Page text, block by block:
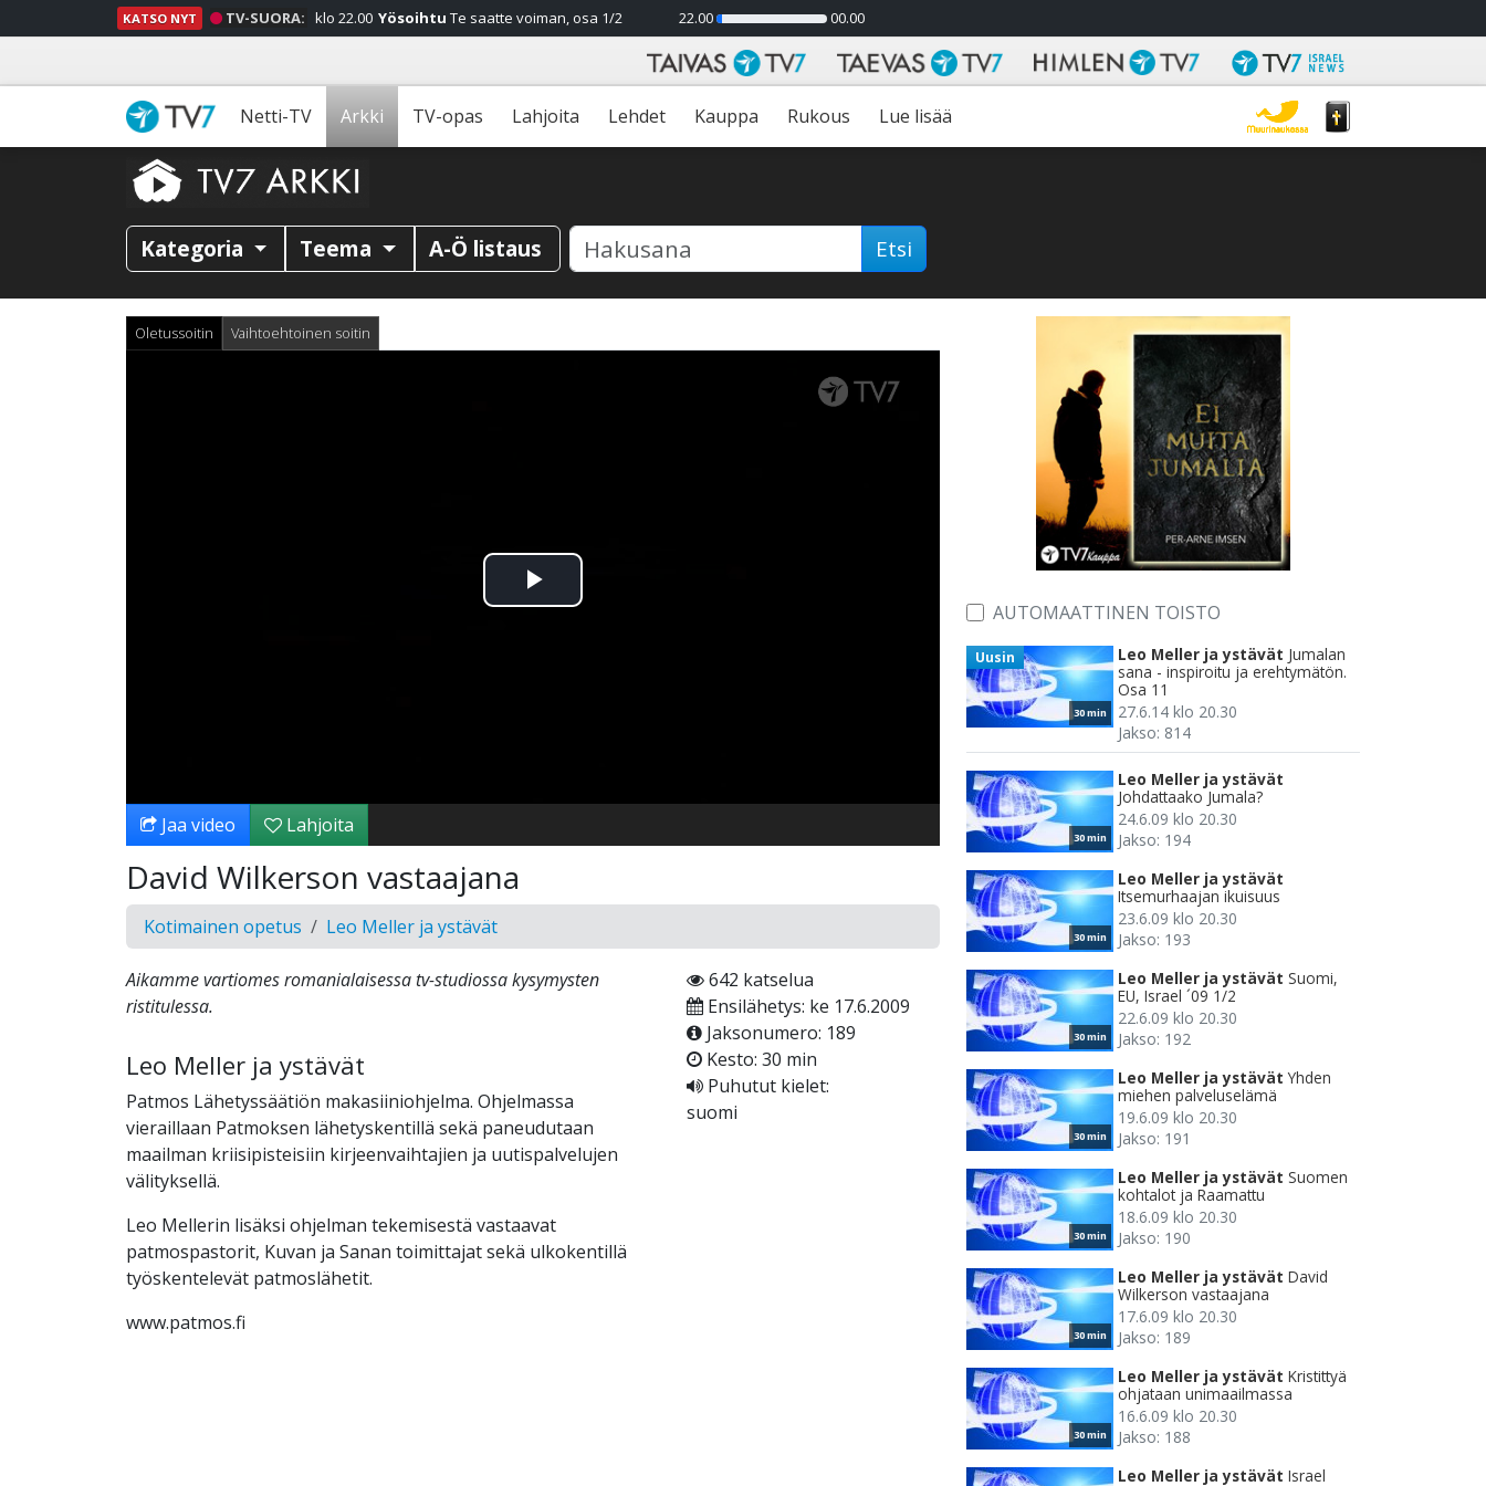
KATSO NYT TV-SUORA: klo 22.00 Yösoihtu Te saatte voiman, osa 1/2 22.00
5%
00.00
Netti-TV Arkki TV-opas Lahjoita Lehdet Kauppa Rukous Lue lisää
Kategoria Teema A-Ö listaus Etsi
Oletussoitin Vaihtoehtoinen soitin
Toista
Jaa video Lahjoita
David Wilkerson vastaajana
Kotimainen opetus Leo Meller ja ystävät
Aikamme vartiomes romanialaisessa tv-studiossa kysymysten
ristitulessa.
Leo Meller ja ystävät
Patmos Lähetyssäätiön makasiiniohjelma. Ohjelmassa
vieraillaan Patmoksen lähetyskentillä sekä paneudutaan
maailman kriisipisteisiin kirjeenvaihtajien ja uutispalvelujen
välityksellä.
Leo Mellerin lisäksi ohjelman tekemisestä vastaavat
patmospastorit, Kuvan ja Sanan toimittajat sekä ulkokentillä
työskentelevät patmoslähetit.
www.patmos.fi
642 katselua
Ensilähetys: ke 17.6.2009
Jaksonumero: 189
Kesto: 30 min
Puhutut kielet:
suomi
AUTOMAATTINEN TOISTO
30 min
Uusin Leo Meller ja ystävät Jumalan
sana - inspiroitu ja erehtymätön.
Osa 11
27.6.14 klo 20.30
Jakso: 814
30 min
Leo Meller ja ystävät
Johdattaako Jumala?
24.6.09 klo 20.30
Jakso: 194
30 min
Leo Meller ja ystävät
Itsemurhaajan ikuisuus
23.6.09 klo 20.30
Jakso: 193
30 min
Leo Meller ja ystävät Suomi,
EU, Israel ´09 1/2
22.6.09 klo 20.30
Jakso: 192
30 min
Leo Meller ja ystävät Yhden
miehen palveluselämä
19.6.09 klo 20.30
Jakso: 191
30 min
Leo Meller ja ystävät Suomen
kohtalot ja Raamattu
18.6.09 klo 20.30
Jakso: 190
30 min
Leo Meller ja ystävät David
Wilkerson vastaajana
17.6.09 klo 20.30
Jakso: 189
30 min
Leo Meller ja ystävät Kristittyä
ohjataan unimaailmassa
16.6.09 klo 20.30
Jakso: 188
Leo Meller ja ystävät Israel